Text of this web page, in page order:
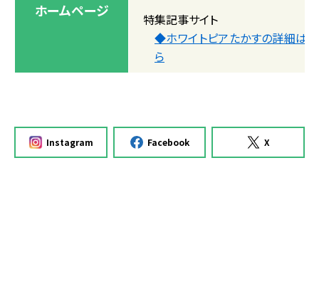
ホームページ
特集記事サイト
◆ホワイトピアたかすの詳細は
ら
Instagram Facebook X